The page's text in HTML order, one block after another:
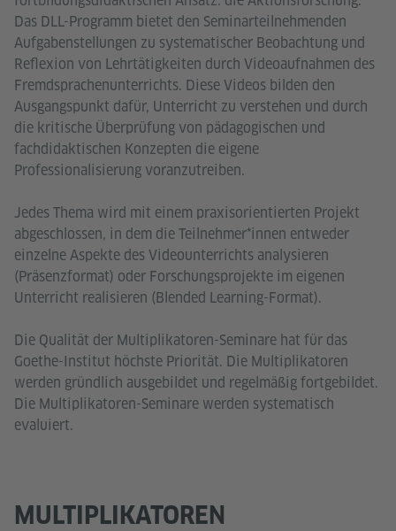
Das DLL-Programm bietet den Seminarteilnehmenden
Aufgabenstellungen zu systematischer Beobachtung und
Reflexion von Lehrtätigkeiten durch Videoaufnahmen des
Fremdsprachenunterrichts. Diese Videos bilden den
Ausgangspunkt dafür, Unterricht zu verstehen und durch
die kritische Überprüfung von pädagogischen und
fachdidaktischen Konzepten die eigene
Professionalisierung voranzutreiben.
Jedes Thema wird mit einem praxisorientierten Projekt
abgeschlossen, in dem die Teilnehmer*innen entweder
einzelne Aspekte des Videounterrichts analysieren
(Präsenzformat) oder Forschungsprojekte im eigenen
Unterricht realisieren (Blended Learning-Format).
Die Qualität der Multiplikatoren-Seminare hat für das
Goethe-Institut höchste Priorität. Die Multiplikatoren
werden gründlich ausgebildet und regelmäßig fortgebildet.
Die Multiplikatoren-Seminare werden systematisch
evaluiert.
MULTIPLIKATOREN